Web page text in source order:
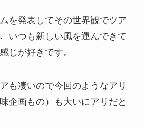
を発表してその世界観でツア
いつも新しい風を運んできて
じが好きです。
も凄いので今回のようなアリ
企画もの）も大いにアリだと